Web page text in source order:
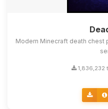
Modern Minecraft death chest
1,836,232